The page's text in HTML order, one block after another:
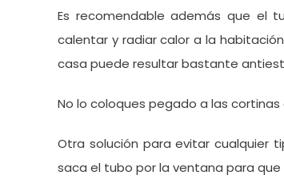
Es recomendable además que el
calentar y radiar calor a la
casa puede resultar bastante
No lo coloques pegado a las
Otra solución para evitar cualquier
saca el tubo por la ventana para que